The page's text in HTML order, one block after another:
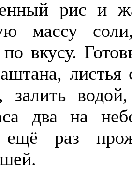
рис и
массу
вкусу.
листья
залить
два на
ещё раз